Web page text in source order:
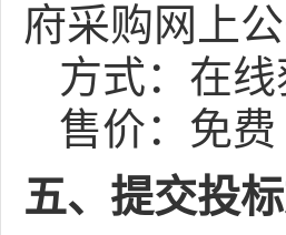
府采购网上
方式： 在
售价：免费
五、提交投